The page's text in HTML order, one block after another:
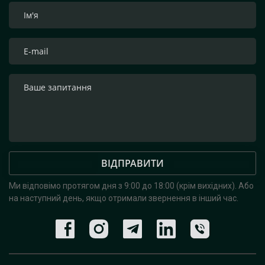
ВІДПРАВИТИ
Ми відповімо протягом дня з 9:00 до 18:00 (крім вихідних). Або
на наступний день, якщо отримали звернення в інший час.